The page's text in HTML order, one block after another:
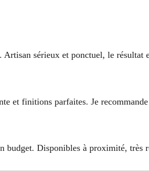
sérieux et ponctuel, le résultat
et finitions parfaites. Je
budget. Disponibles à proximité, très